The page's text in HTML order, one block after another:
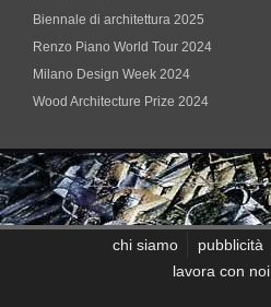
Biennale di architettura 2025
Renzo Piano World Tour 2024
Milano Design Week 2024
Wood Architecture Prize 2024
chi siamo pubblicità
lavora con noi